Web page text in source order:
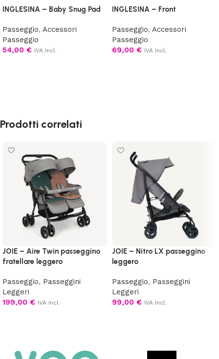
INGLESINA – Baby Snug Pad
Passeggio, Accessori
Passeggio
54,00 € IVA Incl.
INGLESINA – Front
Passeggio, Accessori
Passeggio
69,00 € IVA Incl.
Prodotti correlati
JOIE – Aire Twin passeggino
fratellare leggero
Passeggio, Passeggini
Leggeri
199,00 € IVA Incl.
JOIE – Nitro LX passeggino
leggero
Passeggio, Passeggini
Leggeri
99,00 € IVA Incl.